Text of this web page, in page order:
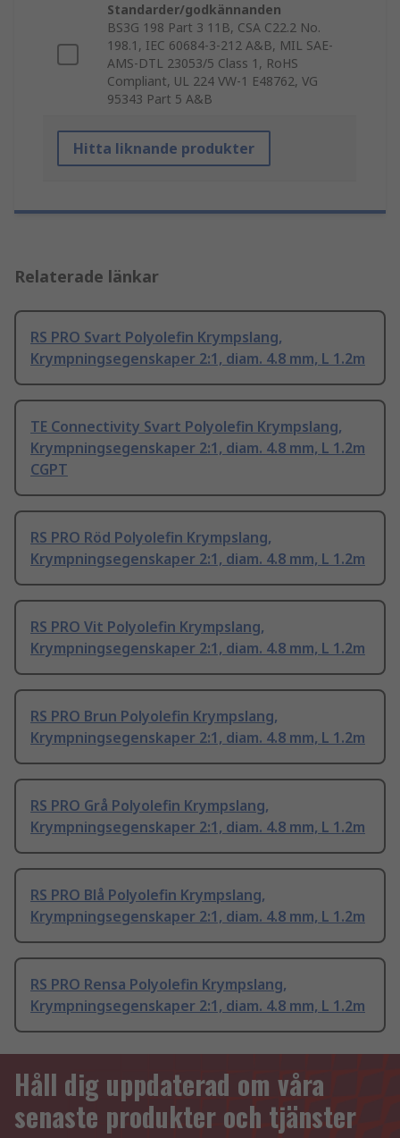
Standarder/godkännanden
BS3G 198 Part 3 11B, CSA C22.2 No.
198.1, IEC 60684-3-212 A&B, MIL SAE-
AMS-DTL 23053/5 Class 1, RoHS
Compliant, UL 224 VW-1 E48762, VG
95343 Part 5 A&B
Hitta liknande produkter
Relaterade länkar
RS PRO Svart Polyolefin Krympslang,
Krympningsegenskaper 2:1, diam. 4.8 mm, L 1.2m
TE Connectivity Svart Polyolefin Krympslang,
Krympningsegenskaper 2:1, diam. 4.8 mm, L 1.2m
CGPT
RS PRO Röd Polyolefin Krympslang,
Krympningsegenskaper 2:1, diam. 4.8 mm, L 1.2m
RS PRO Vit Polyolefin Krympslang,
Krympningsegenskaper 2:1, diam. 4.8 mm, L 1.2m
RS PRO Brun Polyolefin Krympslang,
Krympningsegenskaper 2:1, diam. 4.8 mm, L 1.2m
RS PRO Grå Polyolefin Krympslang,
Krympningsegenskaper 2:1, diam. 4.8 mm, L 1.2m
RS PRO Blå Polyolefin Krympslang,
Krympningsegenskaper 2:1, diam. 4.8 mm, L 1.2m
RS PRO Rensa Polyolefin Krympslang,
Krympningsegenskaper 2:1, diam. 4.8 mm, L 1.2m
Håll dig uppdaterad om våra
senaste produkter och tjänster